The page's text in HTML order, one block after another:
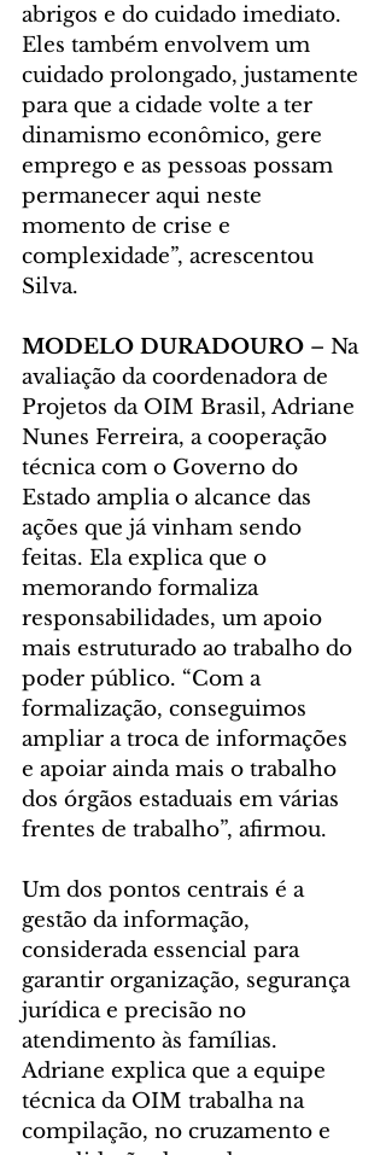
abrigos e do cuidado imediato.
Eles também envolvem um
cuidado prolongado, justamente
para que a cidade volte a ter
dinamismo econômico, gere
emprego e as pessoas possam
permanecer aqui neste
momento de crise e
complexidade”, acrescentou
Silva.
MODELO DURADOURO – Na
avaliação da coordenadora de
Projetos da OIM Brasil, Adriane
Nunes Ferreira, a cooperação
técnica com o Governo do
Estado amplia o alcance das
ações que já vinham sendo
feitas. Ela explica que o
memorando formaliza
responsabilidades, um apoio
mais estruturado ao trabalho do
poder público. “Com a
formalização, conseguimos
ampliar a troca de informações
e apoiar ainda mais o trabalho
dos órgãos estaduais em várias
frentes de trabalho”, afirmou.
Um dos pontos centrais é a
gestão da informação,
considerada essencial para
garantir organização, segurança
jurídica e precisão no
atendimento às famílias.
Adriane explica que a equipe
técnica da OIM trabalha na
compilação, no cruzamento e